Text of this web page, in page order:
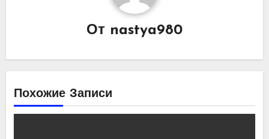
От nastya980
Похожие Записи